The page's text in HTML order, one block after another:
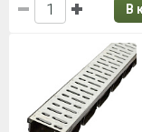
В